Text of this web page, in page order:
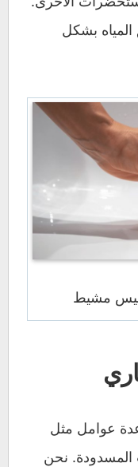
بشكل
مشيط
عوامل مثل
المسدودة. نحن